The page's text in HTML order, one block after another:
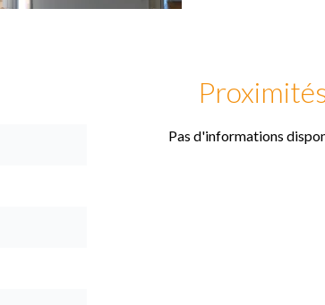
Pas d'informations